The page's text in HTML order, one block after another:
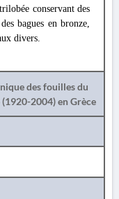
conservant des
bagues en bronze,
divers.
des fouilles du
2004) en Grèce